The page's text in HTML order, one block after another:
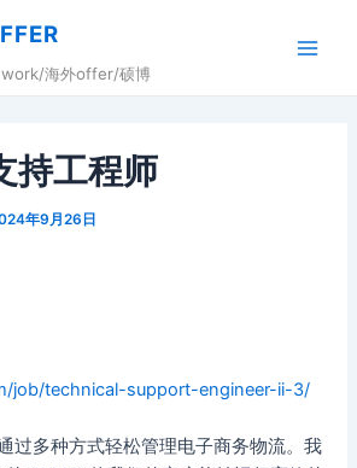
海外offer/硕博
持工程师
年9月26日
job/technical-support-engineer-ii-3/
过多种方式轻松管理电子商务物流。我